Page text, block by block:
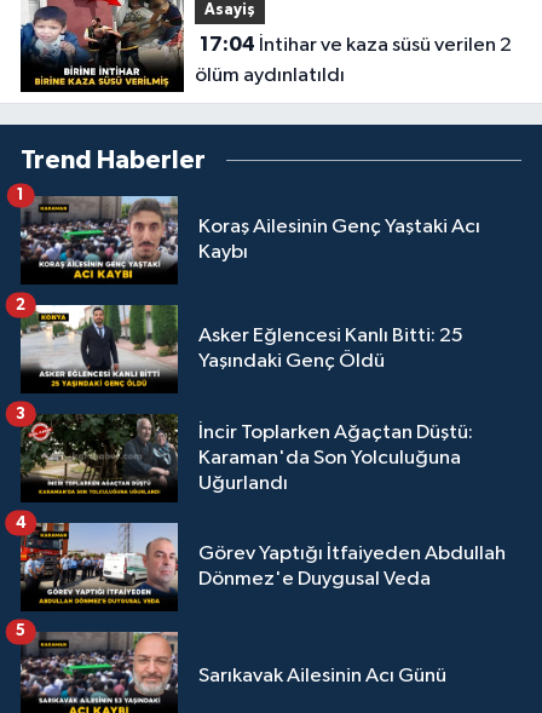
Asayiş
17:04
ölüm aydınlatıldı
Trend Haberler
Koraş Ailesinin Genç Yaştaki Acı
Kaybı
1
Asker Eğlencesi Kanlı Bitti: 25
Yaşındaki Genç Öldü
2
İncir Toplarken Ağaçtan Düştü:
Karaman'da Son Yolculuğuna
Uğurlandı
3
Görev Yaptığı İtfaiyeden Abdullah
Dönmez'e Duygusal Veda
4
Sarıkavak Ailesinin Acı Günü
5